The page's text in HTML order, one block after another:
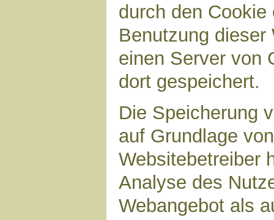
durch den
Benutzung dieser
einen Server von
dort gespeichert.
Die Speicherung
auf Grundlage
Websitebetreiber
Analyse des
Webangebot als